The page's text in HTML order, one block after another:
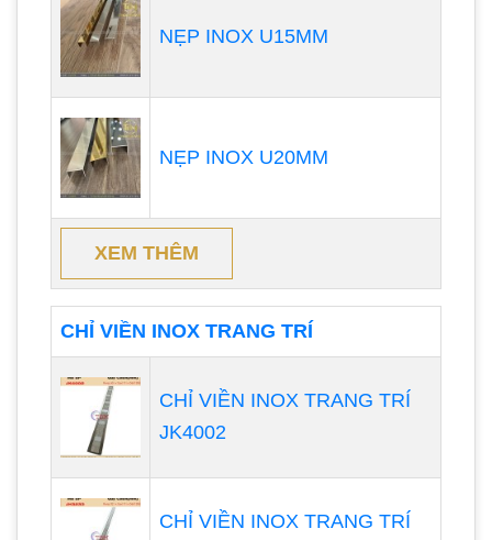
NẸP INOX U15MM
NẸP INOX U20MM
XEM THÊM
CHỈ VIỀN INOX TRANG TRÍ
CHỈ VIỀN INOX TRANG TRÍ
JK4002
CHỈ VIỀN INOX TRANG TRÍ